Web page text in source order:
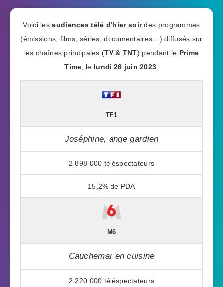
Voici lesaudiences télé d’hier soirdes programmes
(émissions, films, séries, documentaires…) diffusés sur
les chaînes principales (TV & TNT) pendant le Prime
Time , le lundi 26 juin 2023
TF1
Joséphine, ange gardien
2 898 000
15,2%
M6
Cauchemar en cuisine
2 220 000